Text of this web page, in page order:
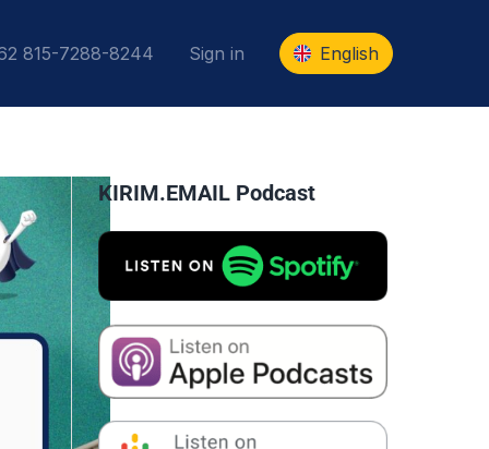
815-7288-8244 Sign in English
KIRIM.EMAIL Podcast